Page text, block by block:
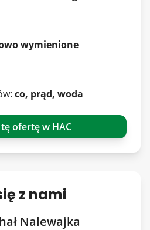
ogłoszenia nie
w rozumieniu Kodeksu
informacyjny i zalecamy
w ogłoszeniu
naszych starań w opisy
się błędy.
wymienione
co, prąd, woda
ofertę w HAC
z nami
Nalewajka